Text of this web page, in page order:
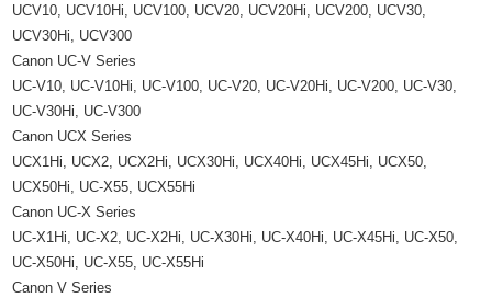
UCV10, UCV10Hi, UCV100, UCV20, UCV20Hi, UCV200, UCV30,
UCV30Hi, UCV300
Canon UC-V Series
UC-V10, UC-V10Hi, UC-V100, UC-V20, UC-V20Hi, UC-V200, UC-V30,
UC-V30Hi, UC-V300
Canon UCX Series
UCX1Hi, UCX2, UCX2Hi, UCX30Hi, UCX40Hi, UCX45Hi, UCX50,
UCX50Hi, UC-X55, UCX55Hi
Canon UC-X Series
UC-X1Hi, UC-X2, UC-X2Hi, UC-X30Hi, UC-X40Hi, UC-X45Hi, UC-X50,
UC-X50Hi, UC-X55, UC-X55Hi
Canon V Series